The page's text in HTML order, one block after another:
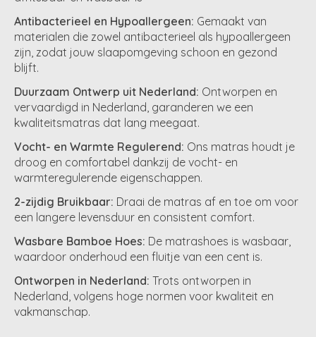
Antibacterieel en Hypoallergeen: Gemaakt van
materialen die zowel antibacterieel als hypoallergeen
zijn, zodat jouw slaapomgeving schoon en gezond
blijft.
Duurzaam Ontwerp uit Nederland: Ontworpen en
vervaardigd in Nederland, garanderen we een
kwaliteitsmatras dat lang meegaat.
Vocht- en Warmte Regulerend: Ons matras houdt je
droog en comfortabel dankzij de vocht- en
warmteregulerende eigenschappen.
2-zijdig Bruikbaar: Draai de matras af en toe om voor
een langere levensduur en consistent comfort.
Wasbare Bamboe Hoes: De matrashoes is wasbaar,
waardoor onderhoud een fluitje van een cent is.
Ontworpen in Nederland: Trots ontworpen in
Nederland, volgens hoge normen voor kwaliteit en
vakmanschap.